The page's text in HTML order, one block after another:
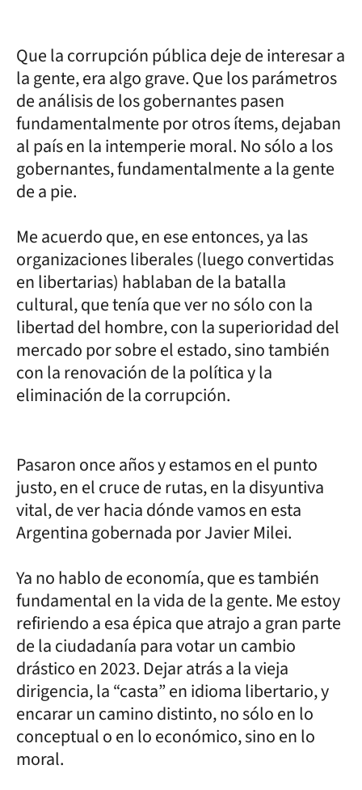
Que la corrupción pública deje de interesar a
la gente, era algo grave. Que los parámetros
de análisis de los gobernantes pasen
fundamentalmente por otros ítems, dejaban
al país en la intemperie moral. No sólo a los
gobernantes, fundamentalmente a la gente
de a pie.
Me acuerdo que, en ese entonces, ya las
organizaciones liberales (luego convertidas
en libertarias) hablaban de la batalla
cultural, que tenía que ver no sólo con la
libertad del hombre, con la superioridad del
mercado por sobre el estado, sino también
con la renovación de la política y la
eliminación de la corrupción.
Pasaron once años y estamos en el punto
justo, en el cruce de rutas, en la disyuntiva
vital, de ver hacia dónde vamos en esta
Argentina gobernada por Javier Milei.
Ya no hablo de economía, que es también
fundamental en la vida de la gente. Me estoy
refiriendo a esa épica que atrajo a gran parte
de la ciudadanía para votar un cambio
drástico en 2023. Dejar atrás a la vieja
dirigencia, la “casta” en idioma libertario, y
encarar un camino distinto, no sólo en lo
conceptual o en lo económico, sino en lo
moral.